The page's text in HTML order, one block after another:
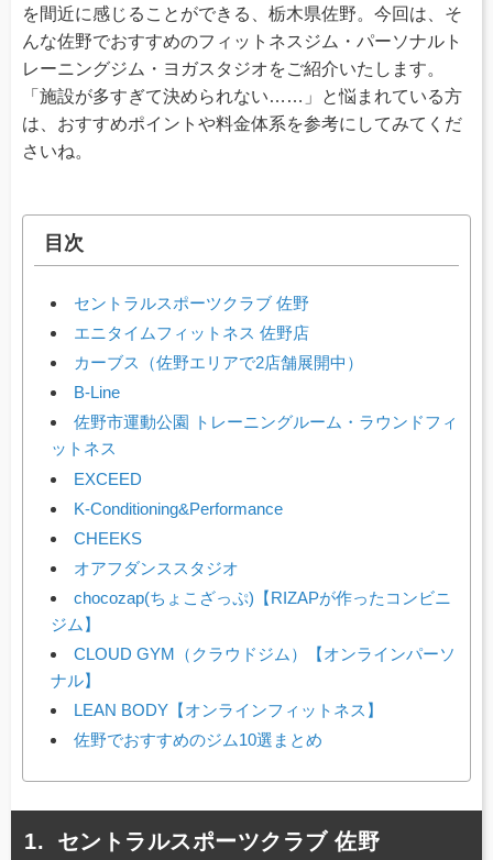
を間近に感じることができる、栃木県佐野。今回は、そ
んな佐野でおすすめのフィットネスジム・パーソナルト
レーニングジム・ヨガスタジオをご紹介いたします。
「施設が多すぎて決められない……」と悩まれている方
は、おすすめポイントや料金体系を参考にしてみてくだ
さいね。
目次
セントラルスポーツクラブ 佐野
エニタイムフィットネス 佐野店
カーブス（佐野エリアで2店舗展開中）
B-Line
佐野市運動公園 トレーニングルーム・ラウンドフィ
ットネス
EXCEED
K-Conditioning&Performance
CHEEKS
オアフダンススタジオ
chocozap(ちょこざっぷ)【RIZAPが作ったコンビニ
ジム】
CLOUD GYM（クラウドジム）【オンラインパーソ
ナル】
LEAN BODY【オンラインフィットネス】
佐野でおすすめのジム10選まとめ
セントラルスポーツクラブ 佐野